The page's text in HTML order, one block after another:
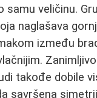
samu veličinu.
naglašava
između
takođe dobile
savršena